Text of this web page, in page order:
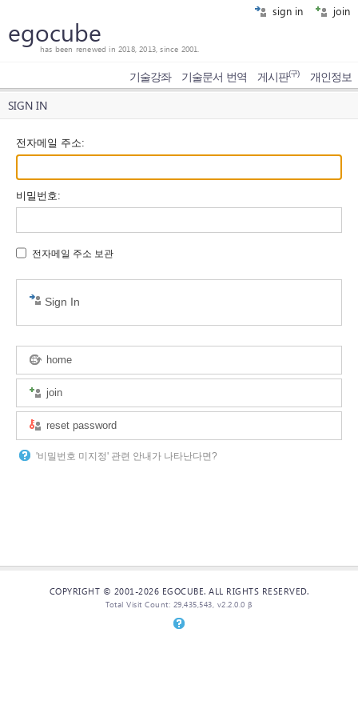
sign in join
egocube
has been renewed in 2018, 2013, since 2001.
기술강좌 기술문서 번역 게시판(구) 개인정보
SIGN IN
전자메일 주소:
비밀번호:
전자메일 주소 보관
Sign In
home
join
reset password
'비밀번호 미지정' 관련 안내가 나타난다면?
COPYRIGHT © 2001-2026 EGOCUBE. ALL RIGHTS RESERVED.
Total Visit Count: 29,435,543, v2.2.0.0 β